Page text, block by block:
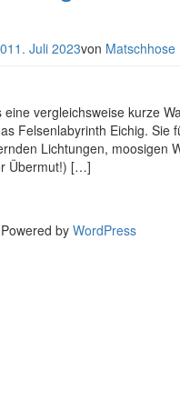
11. Juli 2023von Matschhose
vergleichsweise kurze
Felsenlabyrinth Eichig.
Lichtungen, moosigen
Übermut!) […]
Powered by WordPress